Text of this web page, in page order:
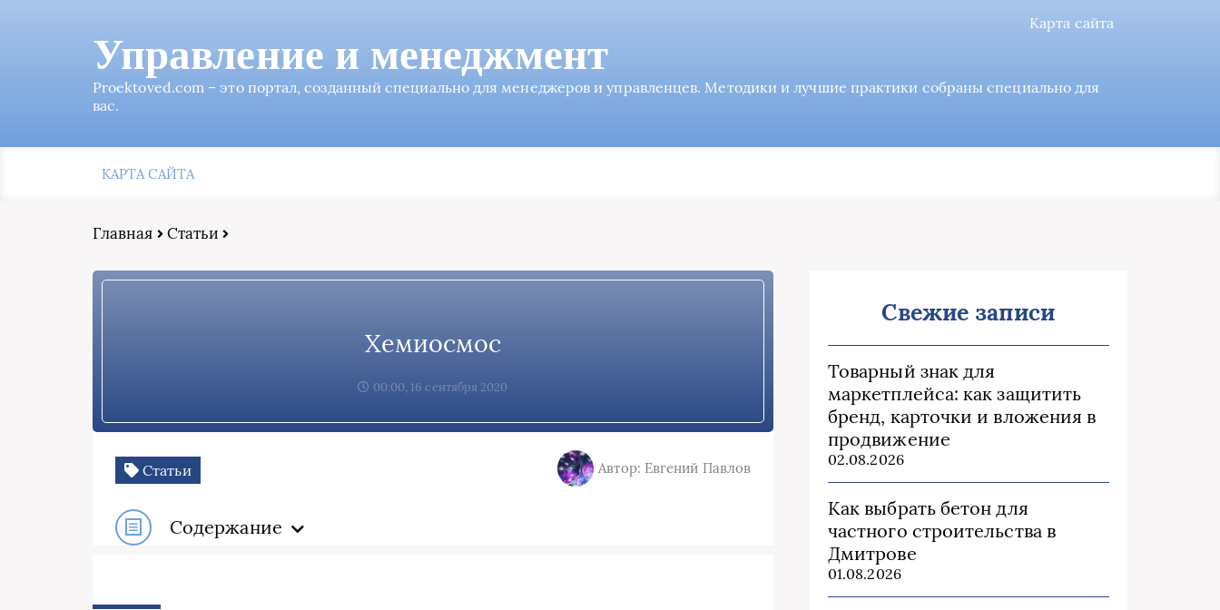
Карта сайта
Управление и менеджмент
Proektoved.com – это портал, созданный специально для менеджеров и управленцев. Методики и лучшие практики собраны специально для
вас.
КАРТА САЙТА
Главная Статьи
Хемиосмос
00:00, 16 сентября 2020
Статьи Автор: Евгений Павлов
Содержание
Свежие записи
Товарный знак для
маркетплейса: как защитить
бренд, карточки и вложения в
продвижение
02.08.2026
Как выбрать бетон для
частного строительства в
Дмитрове
01.08.2026